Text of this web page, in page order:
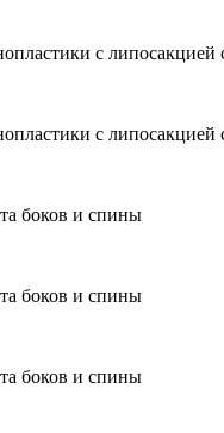
с
с
боков и спины
боков и спины
боков и спины